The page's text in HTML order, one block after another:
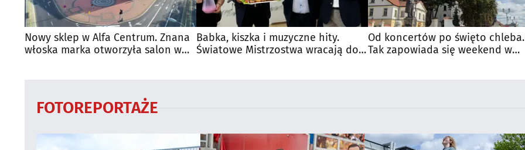
Nowy sklep w Alfa Centrum. Znana
włoska marka otworzyła salon w
Babka, kiszka i muzyczne hity.
Światowe Mistrzostwa wracają do
Od koncertów po święto chleba.
Tak zapowiada się weekend w
FOTOREPORTAŻE